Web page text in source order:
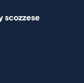
scozzese